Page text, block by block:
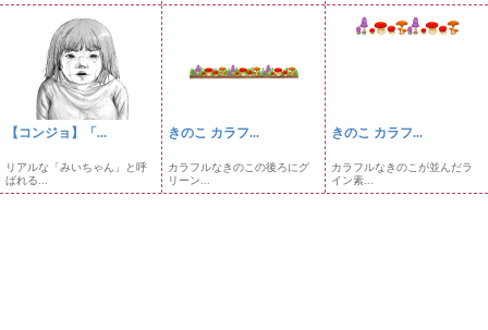
【コンジョ】「...
リアルな「みいちゃん」と呼
ばれる...
きのこ カラフ...
カラフルなきのこの後ろにグ
リーン...
きのこ カラフ...
カラフルなきのこが並んだラ
イン素...